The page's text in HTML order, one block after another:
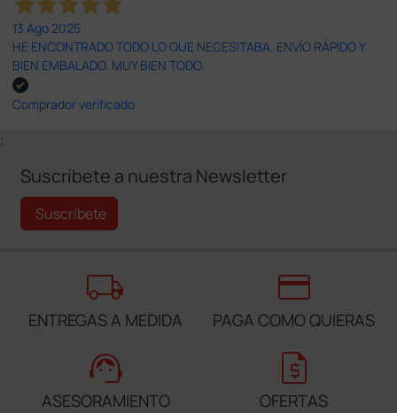
13 Ago 2025
HE ENCONTRADO TODO LO QUE NECESITABA. ENVÍO RÁPIDO Y
BIEN EMBALADO. MUY BIEN TODO.
Comprador verificado
;
Suscríbete a nuestra Newsletter
Suscríbete
local_shipping
ENTREGAS A MEDIDA
credit_card
PAGA COMO QUIERAS
support_agent
ASESORAMIENTO
request_quote
OFERTAS